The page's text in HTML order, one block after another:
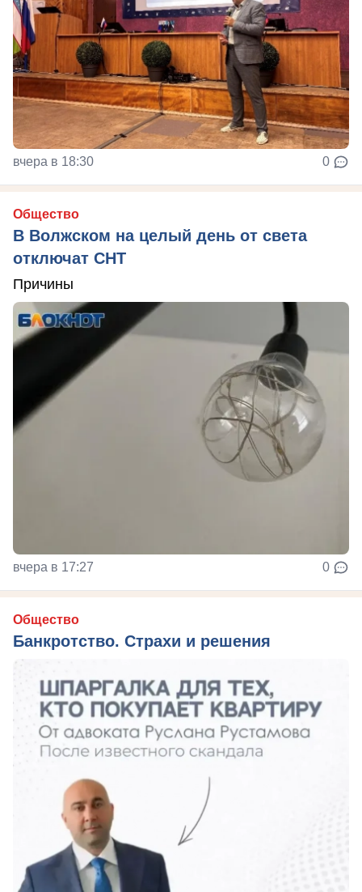
вчера в 18:30 0
Общество
В Волжском на целый день от света
отключат СНТ
Причины
вчера в 17:27 0
Общество
Банкротство. Страхи и решения